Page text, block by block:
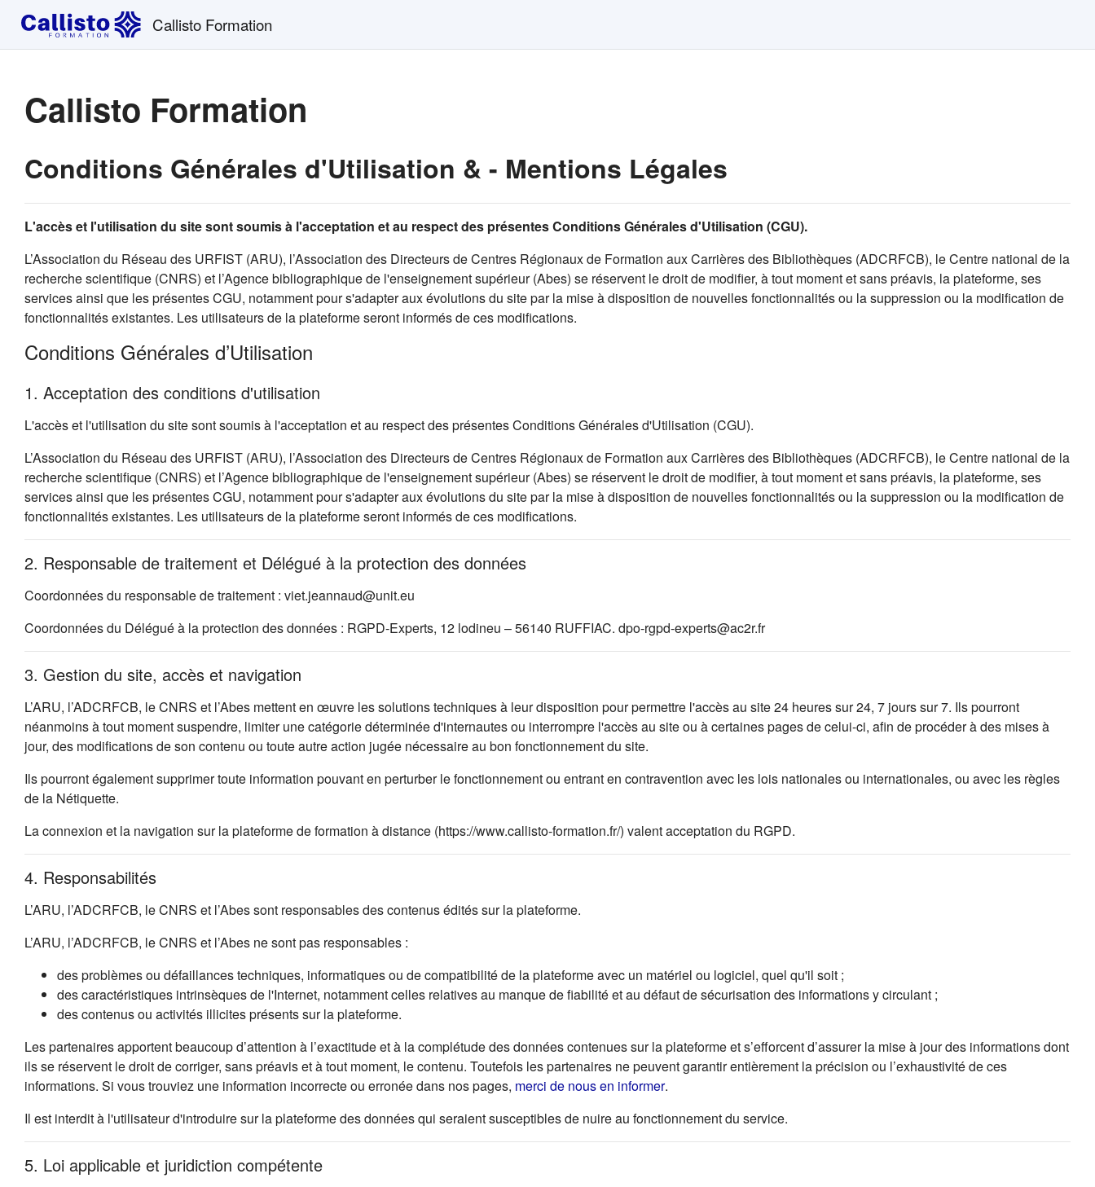
Passer au contenu principal
Callisto Formation
Callisto Formation
Conditions Générales d'Utilisation & - Mentions Légales
L'accès et l'utilisation du site sont soumis à l'acceptation et au respect des présentes Conditions Générales d'Utilisation (CGU).
L’Association du Réseau des URFIST (ARU), l’Association des Directeurs de Centres Régionaux de Formation aux Carrières des Bibliothèques (ADCRFCB), le Centre national de la
recherche scientifique (CNRS) et l’Agence bibliographique de l'enseignement supérieur (Abes) se réservent le droit de modifier, à tout moment et sans préavis, la plateforme, ses
services ainsi que les présentes CGU, notamment pour s'adapter aux évolutions du site par la mise à disposition de nouvelles fonctionnalités ou la suppression ou la modification de
fonctionnalités existantes. Les utilisateurs de la plateforme seront informés de ces modifications.
Conditions Générales d’Utilisation
1. Acceptation des conditions d'utilisation
L'accès et l'utilisation du site sont soumis à l'acceptation et au respect des présentes Conditions Générales d'Utilisation (CGU).
L’Association du Réseau des URFIST (ARU), l’Association des Directeurs de Centres Régionaux de Formation aux Carrières des Bibliothèques (ADCRFCB), le Centre national de la
recherche scientifique (CNRS) et l’Agence bibliographique de l'enseignement supérieur (Abes) se réservent le droit de modifier, à tout moment et sans préavis, la plateforme, ses
services ainsi que les présentes CGU, notamment pour s'adapter aux évolutions du site par la mise à disposition de nouvelles fonctionnalités ou la suppression ou la modification de
fonctionnalités existantes. Les utilisateurs de la plateforme seront informés de ces modifications.
2. Responsable de traitement et Délégué à la protection des données
Coordonnées du responsable de traitement : viet.jeannaud@unit.eu
Coordonnées du Délégué à la protection des données : RGPD-Experts, 12 lodineu – 56140 RUFFIAC. dpo-rgpd-experts@ac2r.fr
3. Gestion du site, accès et navigation
L’ARU, l’ADCRFCB, le CNRS et l’Abes mettent en œuvre les solutions techniques à leur disposition pour permettre l'accès au site 24 heures sur 24, 7 jours sur 7. Ils pourront
néanmoins à tout moment suspendre, limiter une catégorie déterminée d'internautes ou interrompre l'accès au site ou à certaines pages de celui-ci, afin de procéder à des mises à
jour, des modifications de son contenu ou toute autre action jugée nécessaire au bon fonctionnement du site.
Ils pourront également supprimer toute information pouvant en perturber le fonctionnement ou entrant en contravention avec les lois nationales ou internationales, ou avec les règles
de la Nétiquette.
La connexion et la navigation sur la plateforme de formation à distance (https://www.callisto-formation.fr/) valent acceptation du RGPD.
4. Responsabilités
L’ARU, l’ADCRFCB, le CNRS et l’Abes sont responsables des contenus édités sur la plateforme.
L’ARU, l’ADCRFCB, le CNRS et l’Abes ne sont pas responsables :
des problèmes ou défaillances techniques, informatiques ou de compatibilité de la plateforme avec un matériel ou logiciel, quel qu'il soit ;
des caractéristiques intrinsèques de l'Internet, notamment celles relatives au manque de fiabilité et au défaut de sécurisation des informations y circulant ;
des contenus ou activités illicites présents sur la plateforme.
Les partenaires apportent beaucoup d’attention à l’exactitude et à la complétude des données contenues sur la plateforme et s’efforcent d’assurer la mise à jour des informations dont
ils se réservent le droit de corriger, sans préavis et à tout moment, le contenu. Toutefois les partenaires ne peuvent garantir entièrement la précision ou l’exhaustivité de ces
informations. Si vous trouviez une information incorrecte ou erronée dans nos pages, merci de nous en informer(s'ouvre dans un nouvel onglet)
.
Il est interdit à l'utilisateur d'introduire sur la plateforme des données qui seraient susceptibles de nuire au fonctionnement du service.
5. Loi applicable et juridiction compétente